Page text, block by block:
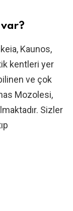
Kaunos,
kentleri yer
ve çok
Mozolesi,
Sizler